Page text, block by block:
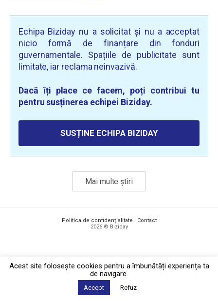
Echipa Biziday nu a solicitat și nu a acceptat
nicio formă de finanțare din fonduri
guvernamentale. Spațiile de publicitate sunt
limitate, iar reclama neinvazivă.
Dacă îți place ce facem, poți contribui tu
pentru susținerea echipei Biziday.
SUSȚINE ECHIPA BIZIDAY
Mai multe știri
Politica de confidențialitate · Contact
2026 © Biziday
Acest site foloseşte cookies pentru a îmbunătăți experiența ta
de navigare.
Accept Refuz